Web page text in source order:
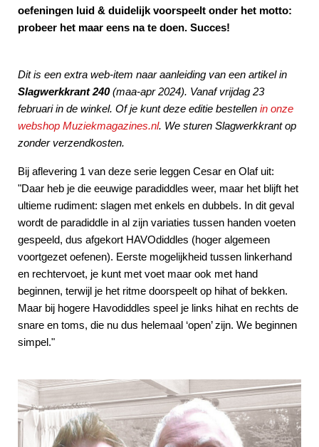
oefeningen luid & duidelijk voorspeelt onder het motto:
probeer het maar eens na te doen. Succes!
Dit is een extra web-item naar aanleiding van een artikelin
Slagwerkkrant 240(maa-apr 2024). Vanaf vrijdag 23
februari in de winkel. Of je kunt deze editie bestellen in onze
webshop Muziekmagazines.nl. We sturen Slagwerkkrant op
zonder verzendkosten.
Bij aflevering 1 van deze serie leggen Cesar en Olaf uit:
"Daar heb je die eeuwige paradiddles weer, maar het blijft het
ultieme rudiment: slagen met enkels en dubbels. In dit geval
wordt de paradiddle in al zijn variaties tussen handen voeten
gespeeld, dus afgekort HAVOdiddles (hoger algemeen
voortgezet oefenen). Eerste mogelijkheid tussen linkerhand
en rechtervoet, je kunt met voet maar ook met hand
beginnen, terwijl je het ritme doorspeelt op hihat of bekken.
Maar bij hogere Havodiddles speel je links hihat en rechts de
snare en toms, die nu dus helemaal ‘open’ zijn. We beginnen
simpel."